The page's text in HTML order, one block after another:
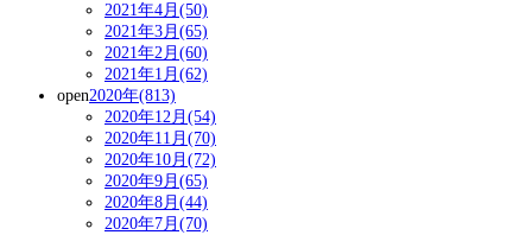
2021年4月(50)
2021年3月(65)
2021年2月(60)
2021年1月(62)
open2020年(813)
2020年12月(54)
2020年11月(70)
2020年10月(72)
2020年9月(65)
2020年8月(44)
2020年7月(70)